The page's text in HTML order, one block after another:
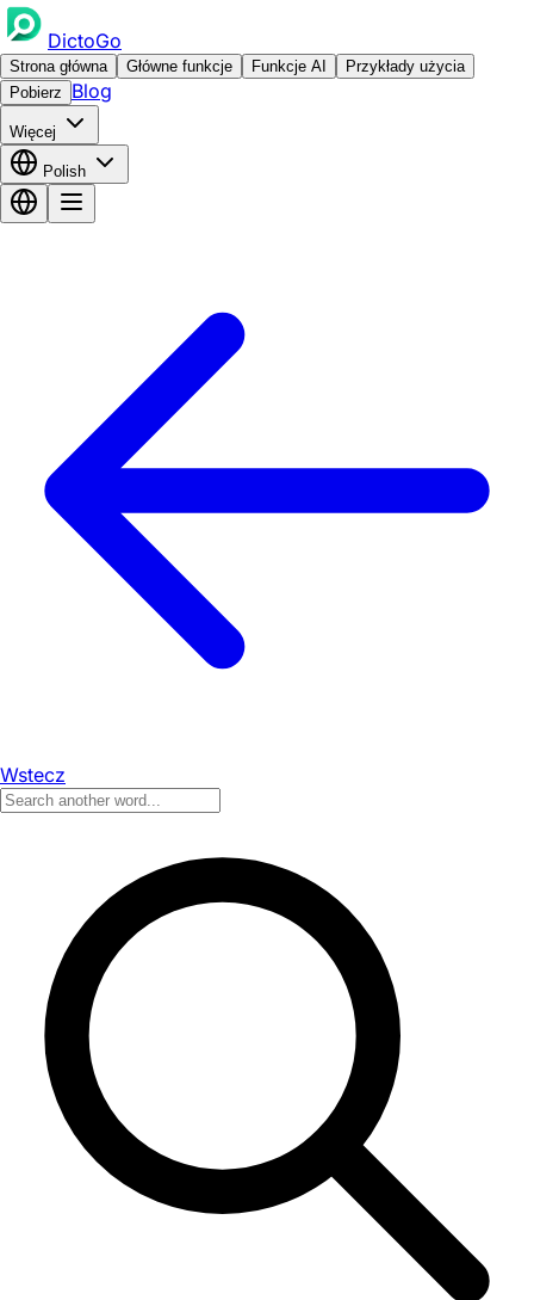
DictoGo
Strona główna Główne funkcje Funkcje AI
Przykłady użycia
Pobierz
Blog
Więcej
Polish
Wstecz